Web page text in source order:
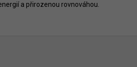
a přirozenou rovnováhou.